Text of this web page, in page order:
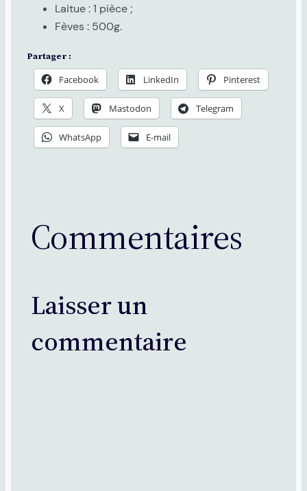
Laitue : 1 pièce ;
Fèves : 500g.
Partager :
Facebook LinkedIn Pinterest
X Mastodon Telegram
WhatsApp E-mail
Commentaires
Laisser un
commentaire